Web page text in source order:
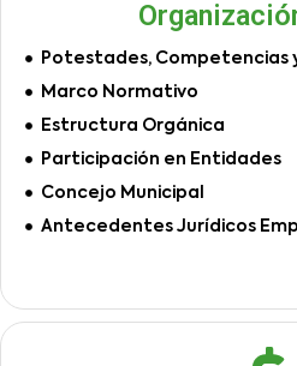
Potestades, Competencias
Marco Normativo
Estructura Orgánica
Participación en Entidades
Concejo Municipal
Antecedentes Jurídicos